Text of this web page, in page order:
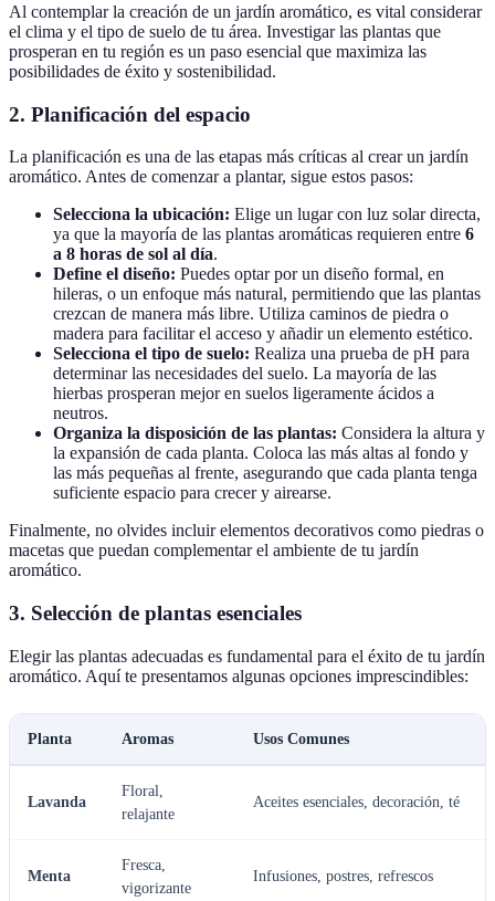
Al contemplar la creación de un jardín aromático, es vital considerar
el clima y el tipo de suelo de tu área. Investigar las plantas que
prosperan en tu región es un paso esencial que maximiza las
posibilidades de éxito y sostenibilidad.
2. Planificación del espacio
La planificación es una de las etapas más críticas al crear un jardín
aromático. Antes de comenzar a plantar, sigue estos pasos:
Selecciona la ubicación: Elige un lugar con luz solar directa,
ya que la mayoría de las plantas aromáticas requieren entre 6
a 8 horas de sol al día.
Define el diseño: Puedes optar por un diseño formal, en
hileras, o un enfoque más natural, permitiendo que las plantas
crezcan de manera más libre. Utiliza caminos de piedra o
madera para facilitar el acceso y añadir un elemento estético.
Selecciona el tipo de suelo: Realiza una prueba de pH para
determinar las necesidades del suelo. La mayoría de las
hierbas prosperan mejor en suelos ligeramente ácidos a
neutros.
Organiza la disposición de las plantas: Considera la altura y
la expansión de cada planta. Coloca las más altas al fondo y
las más pequeñas al frente, asegurando que cada planta tenga
suficiente espacio para crecer y airearse.
Finalmente, no olvides incluir elementos decorativos como piedras o
macetas que puedan complementar el ambiente de tu jardín
aromático.
3. Selección de plantas esenciales
Elegir las plantas adecuadas es fundamental para el éxito de tu jardín
aromático. Aquí te presentamos algunas opciones imprescindibles:
Planta Aromas Usos Comunes
Lavanda
Floral,
relajante
Aceites esenciales, decoración, té
Menta
Fresca,
vigorizante
Infusiones, postres, refrescos